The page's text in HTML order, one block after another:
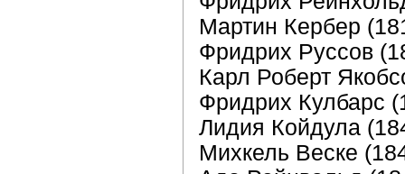
Мартин Кербер
Фридрих Руссов
Карл Роберт
Фридрих Кулбарс
Лидия Койдула
Михкель Веске